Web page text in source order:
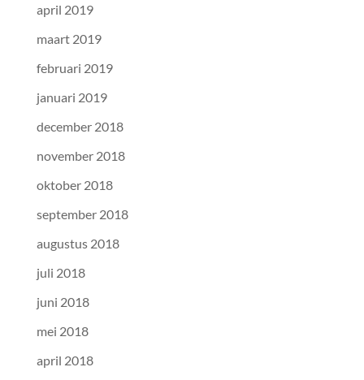
april 2019
maart 2019
februari 2019
januari 2019
december 2018
november 2018
oktober 2018
september 2018
augustus 2018
juli 2018
juni 2018
mei 2018
april 2018